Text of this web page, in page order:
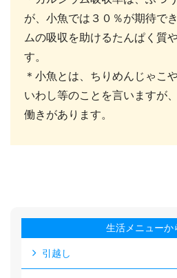
が、小魚では３０％が期待で
ムの吸収を助けるたんぱく質
す。
＊小魚とは、ちりめんじゃこ
いわし等のことを言いますが
働きがあります。
生活メニューか
引越し